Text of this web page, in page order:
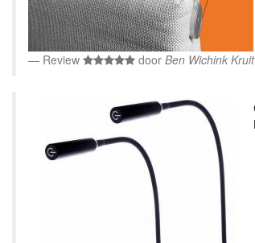
Review door Ben Wichink Kruit